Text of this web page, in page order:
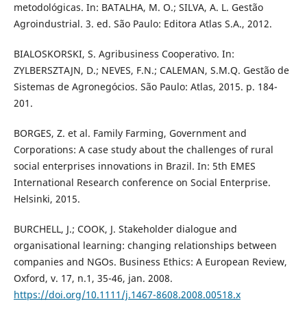
metodológicas. In: BATALHA, M. O.; SILVA, A. L. Gestão
Agroindustrial. 3. ed. São Paulo: Editora Atlas S.A., 2012.
BIALOSKORSKI, S. Agribusiness Cooperativo. In:
ZYLBERSZTAJN, D.; NEVES, F.N.; CALEMAN, S.M.Q. Gestão de
Sistemas de Agronegócios. São Paulo: Atlas, 2015. p. 184-
201.
BORGES, Z. et al. Family Farming, Government and
Corporations: A case study about the challenges of rural
social enterprises innovations in Brazil. In: 5th EMES
International Research conference on Social Enterprise.
Helsinki, 2015.
BURCHELL, J.; COOK, J. Stakeholder dialogue and
organisational learning: changing relationships between
companies and NGOs. Business Ethics: A European Review,
Oxford, v. 17, n.1, 35-46, jan. 2008.
https://doi.org/10.1111/j.1467-8608.2008.00518.x